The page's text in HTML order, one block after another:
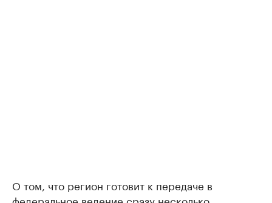
О том, что регион готовит к передаче в
федеральное ведение сразу несколько